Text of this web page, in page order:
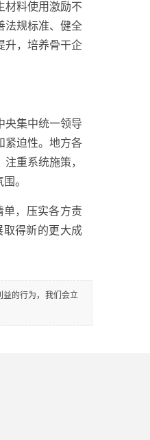
料使用激励不
法规标准、健全
升，培养骨干企
央集中统一领导
紧迫性。地方各
重系统施策，
。
，压实各方责
取得新的更大成
益的行为，我们会立